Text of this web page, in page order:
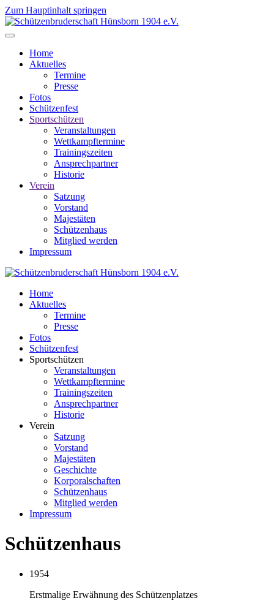
Zum Hauptinhalt springen
Home
Aktuelles
Termine
Presse
Fotos
Schützenfest
Sportschützen
Veranstaltungen
Wettkampftermine
Trainingszeiten
Ansprechpartner
Historie
Verein
Satzung
Vorstand
Majestäten
Schützenhaus
Mitglied werden
Impressum
Home
Aktuelles
Termine
Presse
Fotos
Schützenfest
Sportschützen
Veranstaltungen
Wettkampftermine
Trainingszeiten
Ansprechpartner
Historie
Verein
Satzung
Vorstand
Majestäten
Geschichte
Korporalschaften
Schützenhaus
Mitglied werden
Impressum
Schützenhaus
1954
Erstmalige Erwähnung des Schützenplatzes